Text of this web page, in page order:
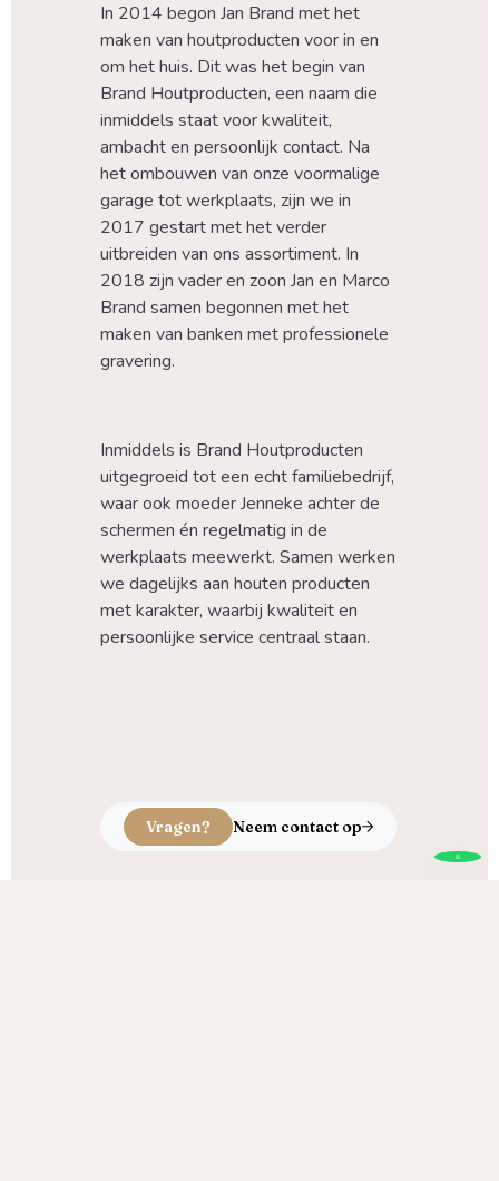
In 2014 begon Jan Brand met het
maken van houtproducten voor in en
om het huis. Dit was het begin van
Brand Houtproducten, een naam die
inmiddels staat voor kwaliteit,
ambacht en persoonlijk contact. Na
het ombouwen van onze voormalige
garage tot werkplaats, zijn we in
2017 gestart met het verder
uitbreiden van ons assortiment. In
2018 zijn vader en zoon Jan en Marco
Brand samen begonnen met het
maken van banken met professionele
gravering.
Inmiddels is Brand Houtproducten
uitgegroeid tot een echt familiebedrijf,
waar ook moeder Jenneke achter de
schermen én regelmatig in de
werkplaats meewerkt. Samen werken
we dagelijks aan houten producten
met karakter, waarbij kwaliteit en
persoonlijke service centraal staan.
Vragen? Neem contact op